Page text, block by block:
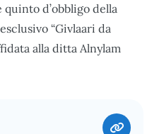
d’obbligo della
“Givlaari da
alla ditta Alnylam